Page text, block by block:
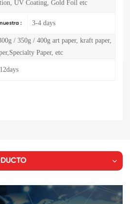
UV Coating, Gold Foil etc
: 3-4 days
/ 350g / 400g art paper, kraft paper,
Paper, etc